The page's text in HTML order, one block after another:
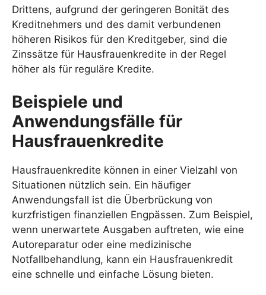
Drittens, aufgrund der geringeren Bonität des
Kreditnehmers und des damit verbundenen
höheren Risikos für den Kreditgeber, sind die
Zinssätze für Hausfrauenkredite in der Regel
höher als für reguläre Kredite.
Beispiele und
Anwendungsfälle für
Hausfrauenkredite
Hausfrauenkredite können in einer Vielzahl von
Situationen nützlich sein. Ein häufiger
Anwendungsfall ist die Überbrückung von
kurzfristigen finanziellen Engpässen. Zum Beispiel,
wenn unerwartete Ausgaben auftreten, wie eine
Autoreparatur oder eine medizinische
Notfallbehandlung, kann ein Hausfrauenkredit
eine schnelle und einfache Lösung bieten.